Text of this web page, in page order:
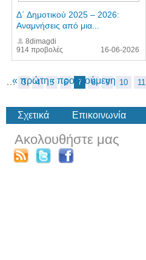
914 προβολές
Δ΄ Δημοτικού 2025 – 2026:
Αναμνήσεις από μια...
8dimagdi
16-06-2026
« πρώτη ‹ προηγούμενη
… 3 4 5 6 7 8 9 10 11
Σχετικά Επικοινωνία
Ακολουθήστε μας